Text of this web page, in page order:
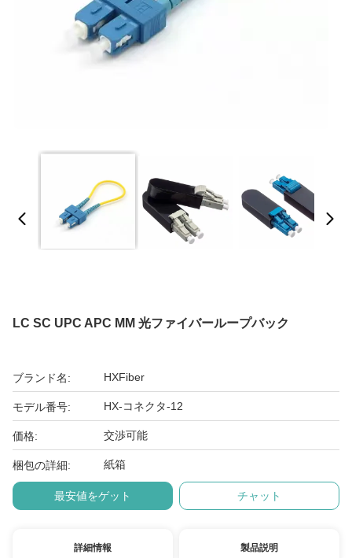
LC SC UPC APC MM 光ファイバーループバック
ブランド名: HXFiber
モデル番号: HX-コネクタ-12
価格: 交渉可能
梱包の詳細: 紙箱
最安値をゲット チャット
詳細情報 製品説明